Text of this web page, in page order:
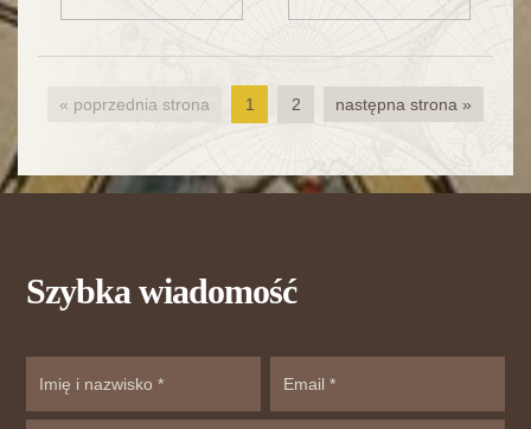
« poprzednia strona 1 2 następna strona »
Szybka wiadomość